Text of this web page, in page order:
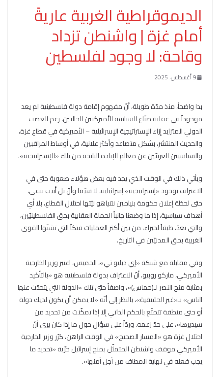
الديموقراطية الغربية عاريةً
أمام غزة | واشنطن تزداد
وقاحة: لا وجود لفلسطين
9 أغسطس، 2025
بدا واضحاً، منذ مدّة طويلة، أنّ مفهوم إقامة دولة فلسطينية لم يعد
موجوداً في عقلية صنّاع السياسة الأميركيين الحاليين، رغم الغضب
الدولي المتزايد إزاء الإستراتيجية الإسرائيلية – الأميركية في قطاع غزة،
والحديث المنتشر، بشكل متصاعد وأكثر علانية، في أوساط المراقبين
والسياسيين الغربيّين عن معالم الإبادة الناتجة من تلك «الإستراتيجية».
ويأتي ذلك في الوقت الذي يجد فيه بعض هؤلاء صعوبة حتى في
الاعتراف بوجود «إستراتيجية» إسرائيلية، لا سيّما وأنّ تل أبيب تبقى،
حتى لحظة إعلان حكومة بنيامين نتنياهو نيّتها احتلال القطاع، بلا أي
أهداف سياسية، إذا ما وضعنا جانباً الحملة العقابية بحق الفلسطينيّين،
والتي تعدّ، طبقاً لخبراء، من بين أكثر العمليات فتكاً التي تشنّها القوى
الغربية بحق المدنيّين في التاريخ.
وفي مقابلة مع شبكة «إي دبليو تي»، الخميس، اعتبر وزير الخارجية
الأميركي، ماركو روبيو، أنّ الاعتراف بدولة فلسطينية هو «بالتأكيد
بمثابة منح النصر لـ(حماس)»، واصفاً حتى تلك «الدولة التي يتحدّث عنها
الناس» بـ«غير الحقيقية»، بالنظر إلى أنّه «لا يمكن أن يكون لديك دولة
أو حتى منطقة تتمتّع بالحكم الذاتي إلا إذا تمكّنت من تحديد من
سيديرها»، على حدّ زعمه. وردّاً على سؤال حول ما إذا كان يرى أنّ
احتلال غزة هو «المسار الصحيح» في الوقت الراهن، كرّر وزير الخارجية
الأميركي موقف واشنطن المتمثّل بمنح إسرائيل حرّية «تحديد ما
يجب فعله في نهاية المطاف من أجل أمنها».